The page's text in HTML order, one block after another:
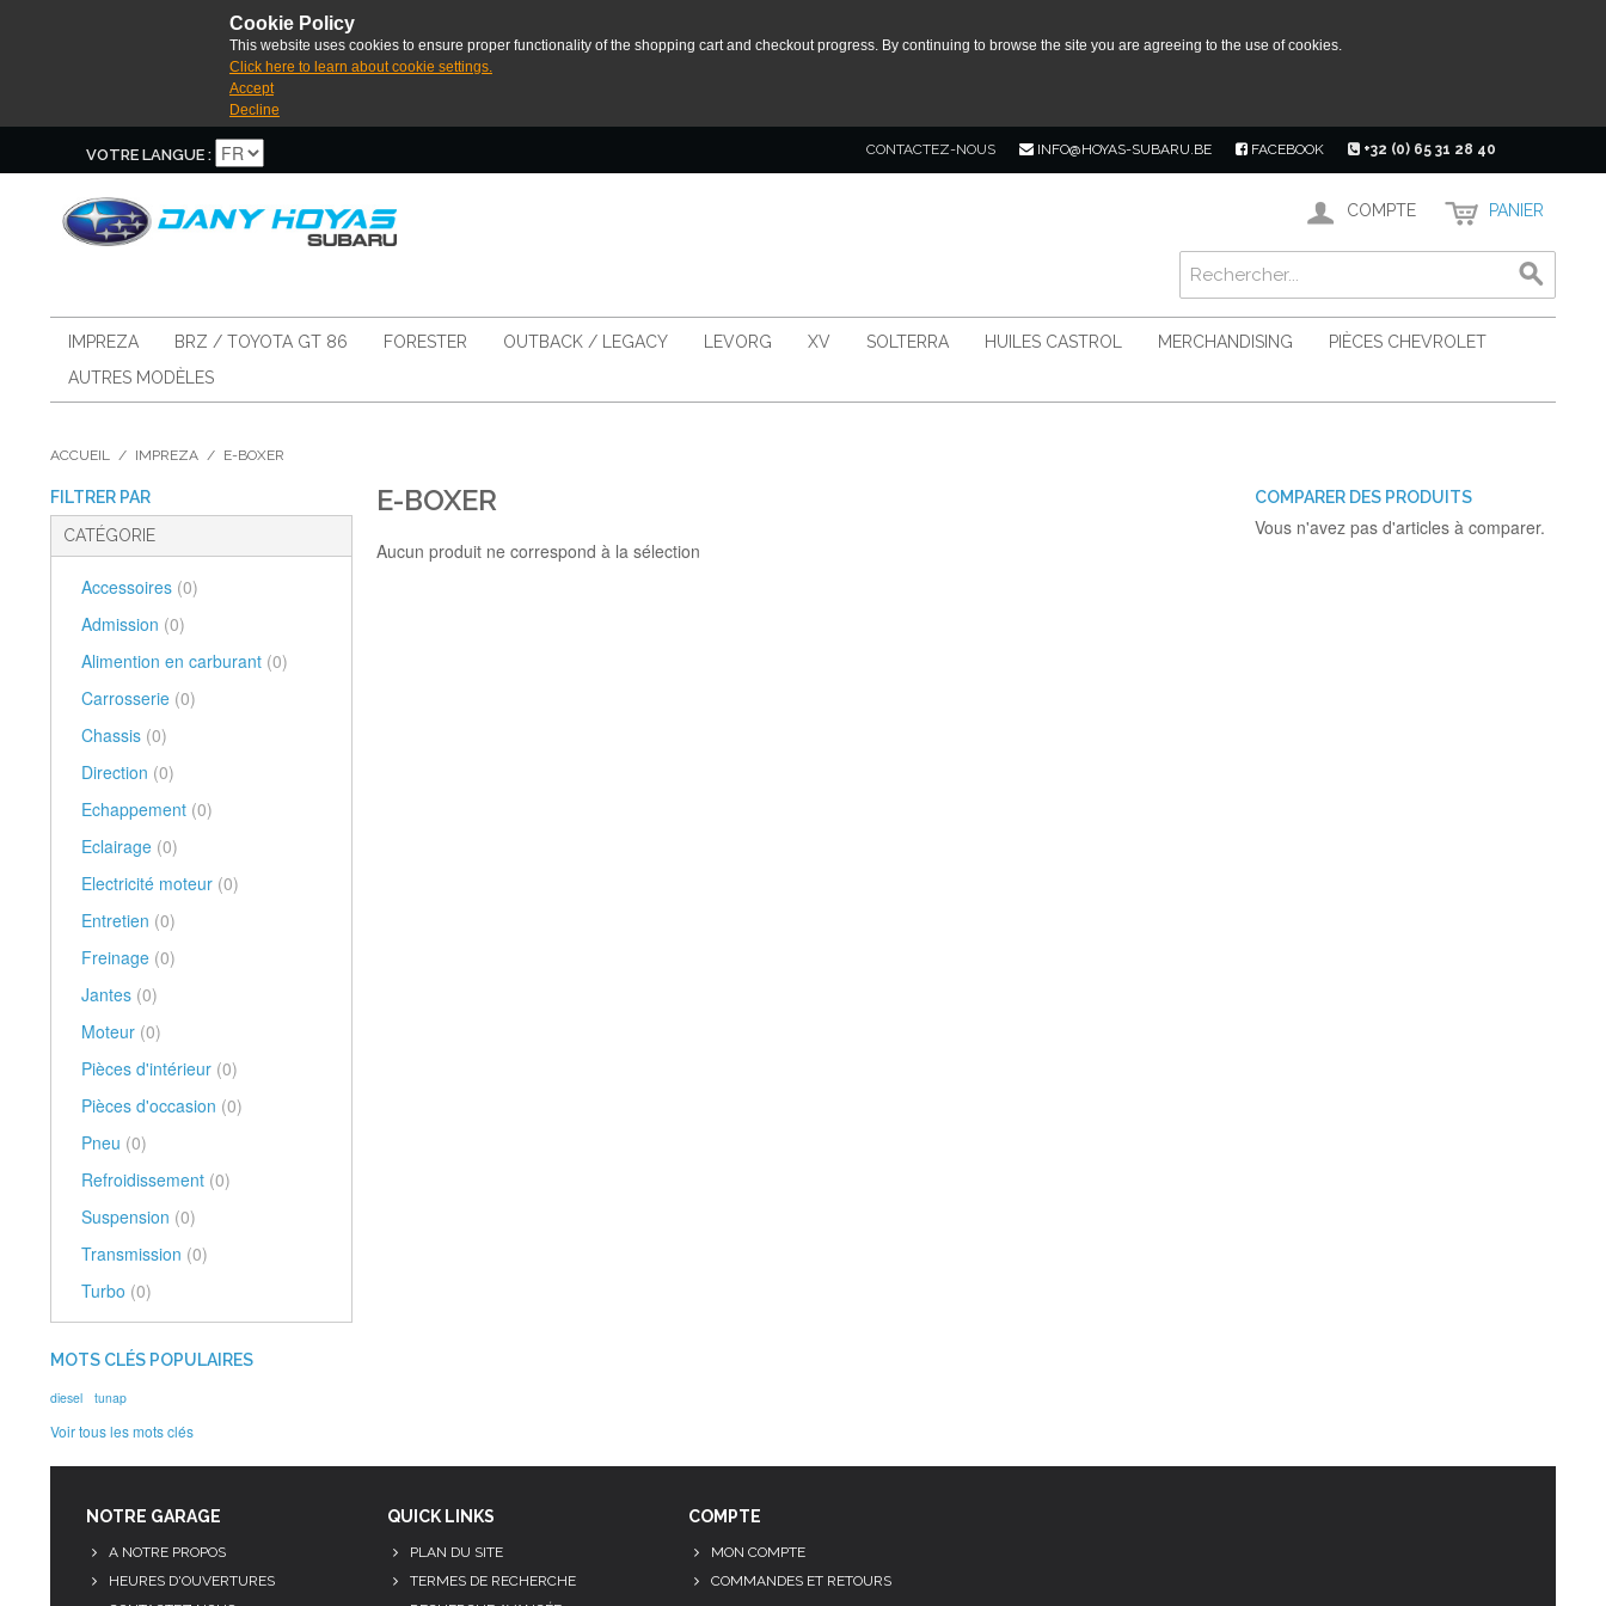
Cookie Policy
This website uses cookies to ensure proper functionality of the shopping cart and checkout progress. By continuing to browse the site you are agreeing to the use of cookies.
Click here to learn about cookie settings.
Accept
Decline
VOTRE LANGUE : CONTACTEZ-NOUS INFO@HOYAS-SUBARU.BE FACEBOOK +32 (0) 65 31 28 40
COMPTE PANIER
IMPREZA BRZ / TOYOTA GT 86 FORESTER OUTBACK / LEGACY LEVORG XV SOLTERRA HUILES CASTROL MERCHANDISING
PIÈCES CHEVROLET
AUTRES MODÈLES
ACCUEIL / IMPREZA / E-BOXER
FILTRER PAR
CATÉGORIE
Accessoires (0)
Admission (0)
Alimention en carburant (0)
Carrosserie (0)
Chassis (0)
Direction (0)
Echappement (0)
Eclairage (0)
Electricité moteur (0)
Entretien (0)
Freinage (0)
Jantes (0)
Moteur (0)
Pièces d'intérieur (0)
Pièces d'occasion (0)
Pneu (0)
Refroidissement (0)
Suspension (0)
Transmission (0)
Turbo (0)
E-BOXER
Aucun produit ne correspond à la sélection
MOTS CLÉS POPULAIRES
diesel tunap
Voir tous les mots clés
COMPARER DES PRODUITS
Vous n'avez pas d'articles à comparer.
NOTRE GARAGE
A NOTRE PROPOS
HEURES D'OUVERTURES
QUICK LINKS
PLAN DU SITE
TERMES DE RECHERCHE
COMPTE
MON COMPTE
COMMANDES ET RETOURS